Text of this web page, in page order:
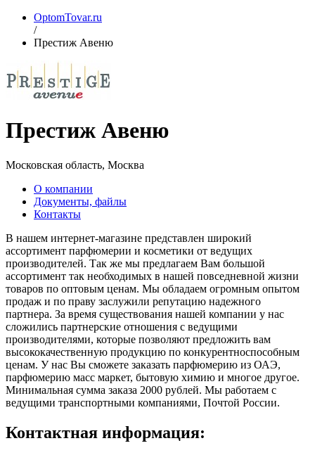
OptomTovar.ru
/
Престиж Авеню
Престиж Авеню
Московская область, Москва
О компании
Документы, файлы
Контакты
В нашем интернет-магазине представлен широкий
ассортимент парфюмерии и косметики от ведущих
производителей. Так же мы предлагаем Вам большой
ассортимент так необходимых в нашей повседневной жизни
товаров по оптовым ценам. Мы обладаем огромным опытом
продаж и по праву заслужили репутацию надежного
партнера. За время существования нашей компании у нас
сложились партнерские отношения с ведущими
производителями, которые позволяют предложить вам
высококачественную продукцию по конкурентноспособным
ценам. У нас Вы сможете заказать парфюмерию из ОАЭ,
парфюмерию масс маркет, бытовую химию и многое другое.
Минимальная сумма заказа 2000 рублей. Мы работаем с
ведущими транспортными компаниями, Почтой России.
Контактная информация: